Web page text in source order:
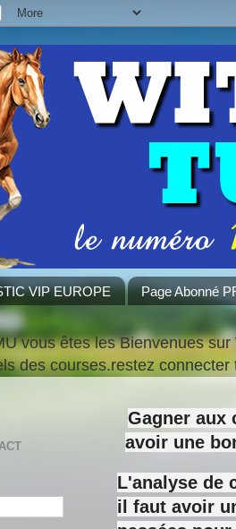
VIP EUROPE Page Abonné
vous êtes les Bienvenues
des courses.restez
Gagner aux
avoir une
L'analyse de
il faut avoir